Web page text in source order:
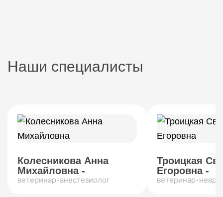
Наши специалисты
Колесникова Анна
Михайловна -
ветеринар-анестезиолог
Троицкая
Егоровна -
ветеринар-